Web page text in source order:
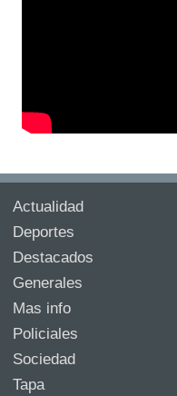
Actualidad
Deportes
Destacados
Generales
Mas info
Policiales
Sociedad
Tapa